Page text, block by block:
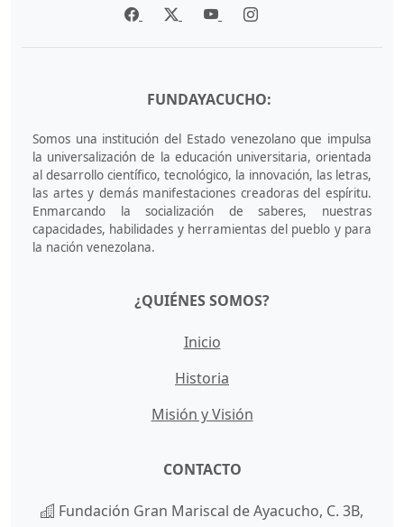
FUNDAYACUCHO:
Somos una institución del Estado venezolano que impulsa
la universalización de la educación universitaria, orientada
al desarrollo científico, tecnológico, la innovación, las letras,
las artes y demás manifestaciones creadoras del espíritu.
Enmarcando la socialización de saberes, nuestras
capacidades, habilidades y herramientas del pueblo y para
la nación venezolana.
¿QUIÉNES SOMOS?
Inicio
Historia
Misión y Visión
CONTACTO
Fundación Gran Mariscal de Ayacucho, C. 3B,